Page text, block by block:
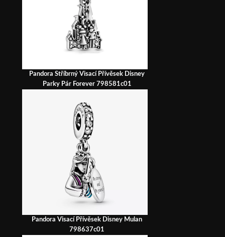
Pandora Stříbrný Visací Přívěsek Disney
Parky Pár Forever 798581c01
Pandora Visací Přívěsek Disney Mulan
798637c01